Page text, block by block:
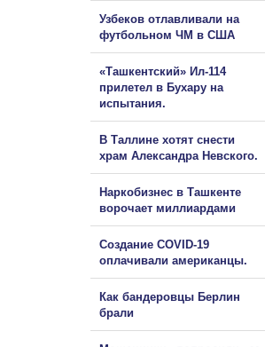
Узбеков отлавливали на
футбольном ЧМ в США
«Ташкентский» Ил-114
прилетел в Бухару на
испытания.
В Таллине хотят снести
храм Александра Невского.
Наркобизнес в Ташкенте
ворочает миллиардами
Создание COVID-19
оплачивали американцы.
Как бандеровцы Берлин
брали